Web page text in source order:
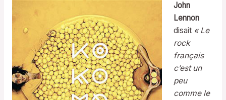
John
Lennon
disait « Le
rock
français
c’est un
peu
comme le